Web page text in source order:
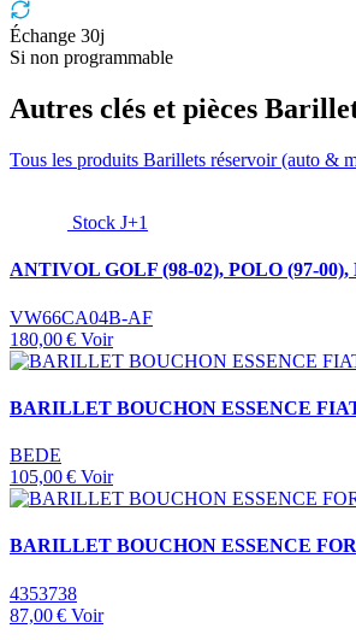
Échange 30j
Si non programmable
Autres clés et pièces
Tous les produits Barillets réservoir (auto &
Stock J+1
ANTIVOL GOLF (98-02), POLO (97-00),
VW66CA04B-AF
180,00 € Voir
BARILLET BOUCHON ESSENCE
BEDE
105,00 € Voir
BARILLET BOUCHON ESSENCE
4353738
87,00 € Voir